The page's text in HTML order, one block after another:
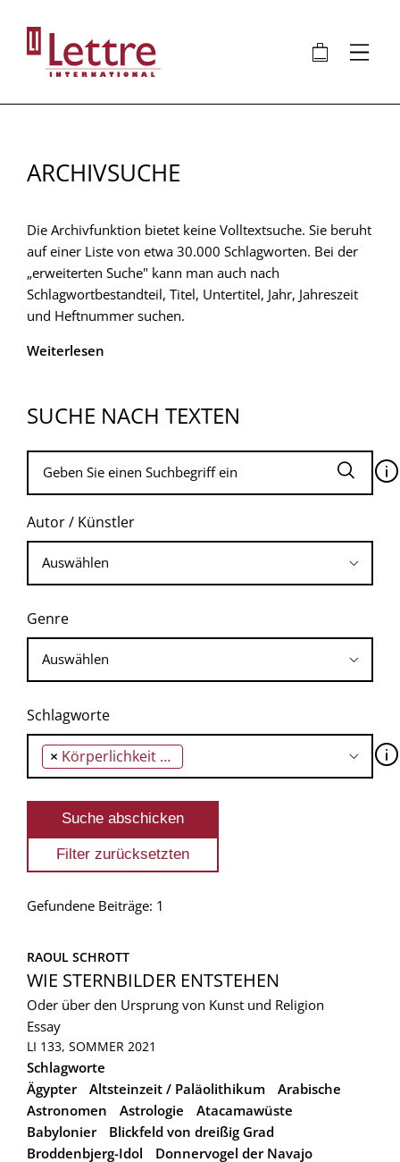
Inhalt
🛍 ⋮
ARCHIVSUCHE
Die Archivfunktion bietet keine Volltextsuche. Sie beruht
auf einer Liste von etwa 30.000 Schlagworten. Bei der
„erweiterten Suche" kann man auch nach
Schlagwortbestandteil, Titel, Untertitel, Jahr, Jahreszeit
und Heftnummer suchen.
Weiterlesen
SUCHE NACH TEXTEN
🛈
Autor / Künstler
Genre
Schlagworte
× Körperlichkeit der Sternfiguren 🛈
Gefundene Beiträge: 1
RAOUL SCHROTT
WIE STERNBILDER ENTSTEHEN
Oder über den Ursprung von Kunst und Religion
Essay
LI 133, SOMMER 2021
Schlagworte
Ägypter
Altsteinzeit / Paläolithikum
Arabische
Astronomen
Astrologie
Atacamawüste
Babylonier
Blickfeld von dreißig Grad
Broddenbjerg-Idol
Donnervogel der Navajo